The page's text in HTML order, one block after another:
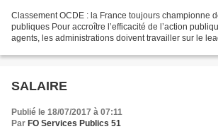
Classement OCDE : la France toujours championne
publiques Pour accroître l’efficacité de l’action
agents, les administrations doivent travailler sur le
SALAIRE
Publié le 18/07/2017 à 07:11
Par FO Services Publics 51